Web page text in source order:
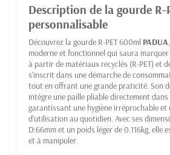
Description de la gourde R-
personnalisable
Découvrez la gourde R-PET 600ml PADUA
moderne et fonctionnel qui saura
à partir de matériaux recyclés (R-PET) et
s'inscrit dans une démarche de
tout en offrant une grande praticité. Son
intègre une paille pliable directement dans
garantissant une hygiène irréprochable et
d'utilisation au quotidien. Avec ses
D:66mm et un poids léger de 0.116kg,
et à manipuler.